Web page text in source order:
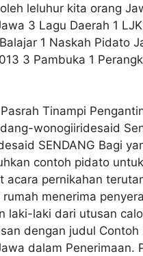
leluhur kita orang
3 Lagu Daerah 1
1 Naskah Pidato
3 Pambuka 1
Tinampi
wonogiiridesaid
SENDANG Bagi
contoh pidato
acara pernikahan
menerima
laki-laki dari utusan
dengan judul Contoh
dalam Penerimaan.